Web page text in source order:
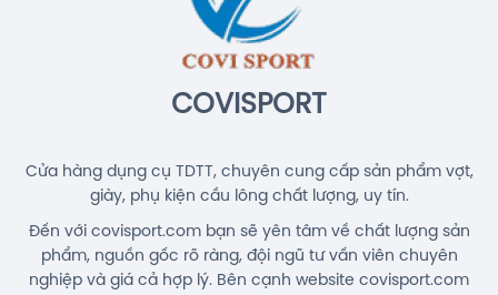
COVISPORT
Cửa hàng dụng cụ TDTT, chuyên cung cấp sản phẩm vợt,
giày, phụ kiện cầu lông chất lượng, uy tín.
Đến với covisport.com bạn sẽ yên tâm về chất lượng sản
phẩm, nguồn gốc rõ ràng, đội ngũ tư vấn viên chuyên
nghiệp và giá cả hợp lý. Bên cạnh website covisport.com